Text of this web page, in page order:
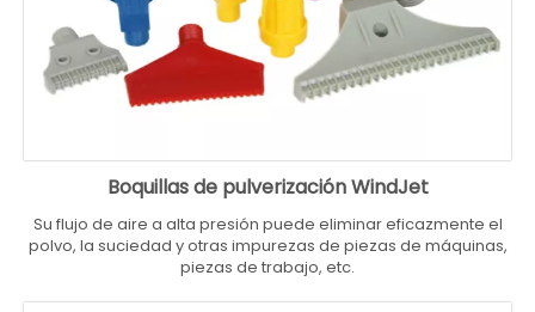
Boquillas de pulverización WindJet
Su flujo de aire a alta presión puede eliminar eficazmente el
polvo, la suciedad y otras impurezas de piezas de máquinas,
piezas de trabajo, etc.